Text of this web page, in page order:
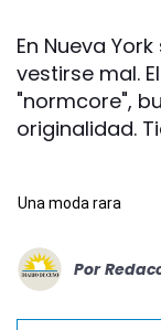
En Nueva
vestirse mal.
"normcore",
originalidad.
Una moda rara
Por